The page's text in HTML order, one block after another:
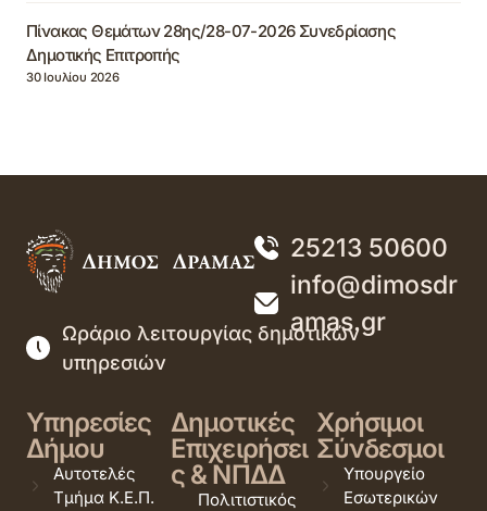
Πίνακας Θεμάτων 28ης/28-07-2026 Συνεδρίασης
Δημοτικής Επιτροπής
30 Ιουλίου 2026
25213 50600
info@dimosdr
amas.gr
Ωράριο λειτουργίας δημοτικών
υπηρεσιών
Υπηρεσίες
Δήμου
Αυτοτελές
Τμήμα Κ.Ε.Π.
Δημοτικές
Επιχειρήσει
ς & ΝΠΔΔ
Πολιτιστικός
Χρήσιμοι
Σύνδεσμοι
Υπουργείο
Εσωτερικών